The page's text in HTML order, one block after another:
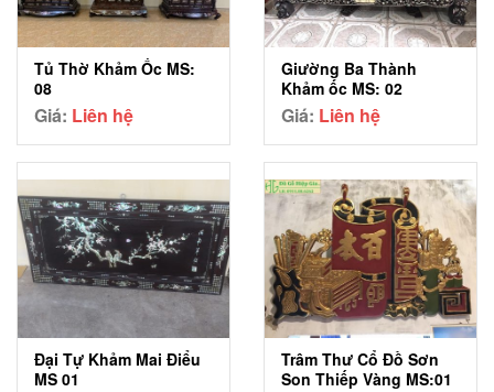
Tủ Thờ Khảm Ốc MS:
08
Giá: Liên hệ
Giường Ba Thành
Khảm ốc MS: 02
Giá: Liên hệ
Đại Tự Khảm Mai Điểu
MS 01
Trâm Thư Cổ Đồ Sơn
Son Thiếp Vàng MS:01